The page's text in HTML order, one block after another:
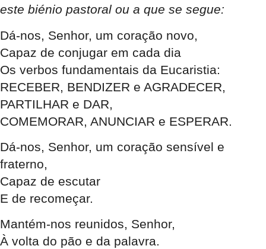
este biénio pastoral ou a que se segue:
Dá-nos, Senhor, um coração novo,
Capaz de conjugar em cada dia
Os verbos fundamentais da Eucaristia:
RECEBER, BENDIZER e AGRADECER,
PARTILHAR e DAR,
COMEMORAR, ANUNCIAR e ESPERAR.
Dá-nos, Senhor, um coração sensível e
fraterno,
Capaz de escutar
E de recomeçar.
Mantém-nos reunidos, Senhor,
À volta do pão e da palavra.